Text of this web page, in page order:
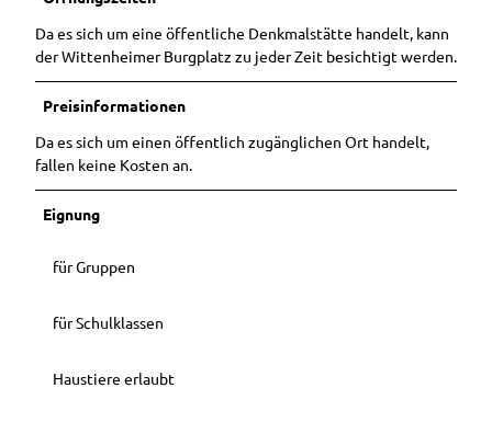
ngsführung am
Stadtstrand
Da es sich um eine öffentliche Denkmalstätte handelt, kann
der Wittenheimer Burgplatz zu jeder Zeit besichtigt werden.
Preisinformationen
Da es sich um einen öffentlich zugänglichen Ort handelt,
fallen keine Kosten an.
Eignung
für Gruppen
für Schulklassen
Haustiere erlaubt